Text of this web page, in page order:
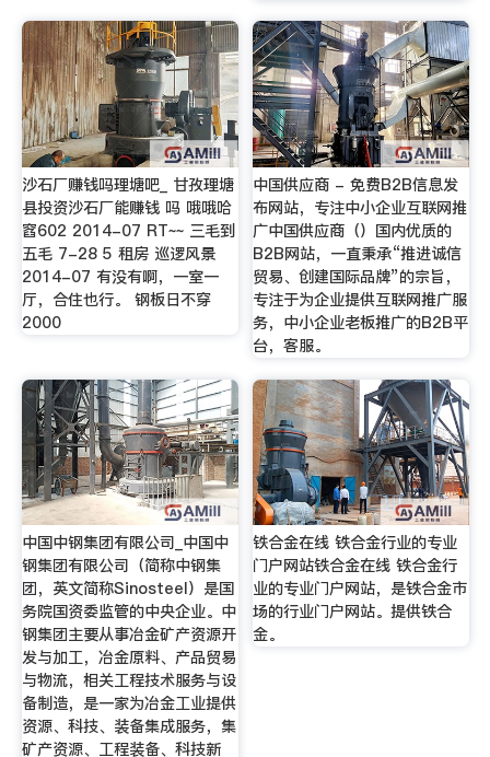
沙石厂赚钱吗理塘吧_ 甘孜理塘
县投资沙石厂能赚钱 吗 哦哦哈
窞602 2014-07 RT~~ 三毛到
五毛 7-28 5 租房 巡逻风景
2014-07 有没有啊，一室一
厅，合住也行。 钢板日不穿
2000
中国供应商 - 免费B2B信息发
布网站，专注中小企业互联网推
广中国供应商（）国内优质的
B2B网站，一直秉承“推进诚信
贸易、创建国际品牌”的宗旨，
专注于为企业提供互联网推广服
务，中小企业老板推广的B2B平
台，客服。
中国中钢集团有限公司_中国中
钢集团有限公司（简称中钢集
团，英文简称Sinosteel）是国
务院国资委监管的中央企业。中
钢集团主要从事冶金矿产资源开
发与加工，冶金原料、产品贸易
与物流，相关工程技术服务与设
备制造，是一家为冶金工业提供
资源、科技、装备集成服务，集
矿产资源、工程装备、科技新
铁合金在线 铁合金行业的专业
门户网站铁合金在线 铁合金行
业的专业门户网站，是铁合金市
场的行业门户网站。提供铁合
金。